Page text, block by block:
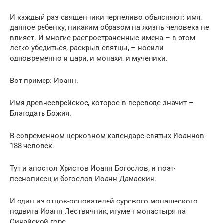
И каждый раз священники терпеливо объясняют: имя,
данное ребенку, никаким образом на жизнь человека не
влияет. И многие распространенные имена – в этом
легко убедиться, раскрыв святцы, – носили
одновременно и цари, и монахи, и мученики.
Вот пример: Иоанн.
Имя древнееврейское, которое в переводе значит –
Благодать Божия.
В современном церковном календаре святых Иоаннов
188 человек.
Тут и апостол Христов Иоанн Богослов, и поэт-
песнописец и богослов Иоанн Дамаскин.
И один из отцов-основателей сурового монашеского
подвига Иоанн Лествичник, игумен монастыря на